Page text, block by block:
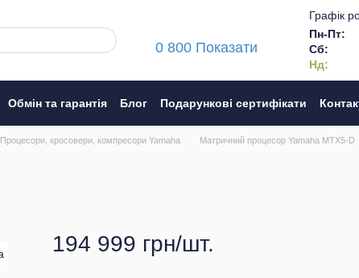
0 800 Показати
Графік
Пн-Пт:
Сб:
Нд:
Обмін та гарантія Блог Подарункові сертифікати
Процесори, кросовери, компресори Yamaha Матричний процесор Yamaha MTX5-D
194 999 грн/шт.